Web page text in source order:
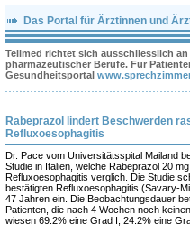
Das Portal für Ärztinnen und
Tellmed richtet sich ausschliesslich
pharmazeutischer Berufe. Für
Gesundheitsportal
Rabeprazol lindert Beschwerden
Refluxoesophagitis
Dr. Pace vom Universitätsspital Mailand
Studie in Italien, welche Rabeprazol 20
Refluxoesophagitis verglich. Die Studie
bestätigten Refluxoesophagitis (Savary-
47 Jahren ein. Die Beobachtungsdauer
Patienten, die nach 4 Wochen noch
wiesen 69.2% eine Grad I, 24.2% eine